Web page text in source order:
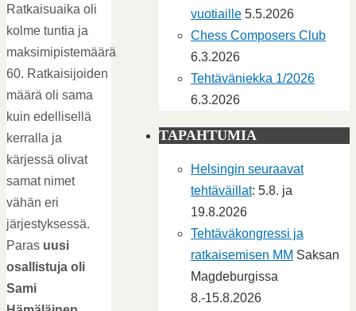
Ratkaisuaika oli
kolme tuntia ja
maksimipistemäärä
60. Ratkaisijoiden
määrä oli sama
kuin edellisellä
kerralla ja
kärjessä olivat
samat nimet
vähän eri
järjestyksessä.
Paras uusi
osallistuja oli
Sami
vuotiaille 5.5.2026
Chess Composers Club
6.3.2026
Tehtäväniekka 1/2026
6.3.2026
TAPAHTUMIA
Helsingin seuraavat
tehtäväillat: 5.8. ja
19.8.2026
Tehtäväkongressi ja
ratkaisemisen MM Saksan
Magdeburgissa
8.-15.8.2026